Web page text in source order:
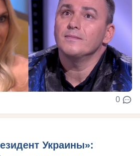
0
Украины»: